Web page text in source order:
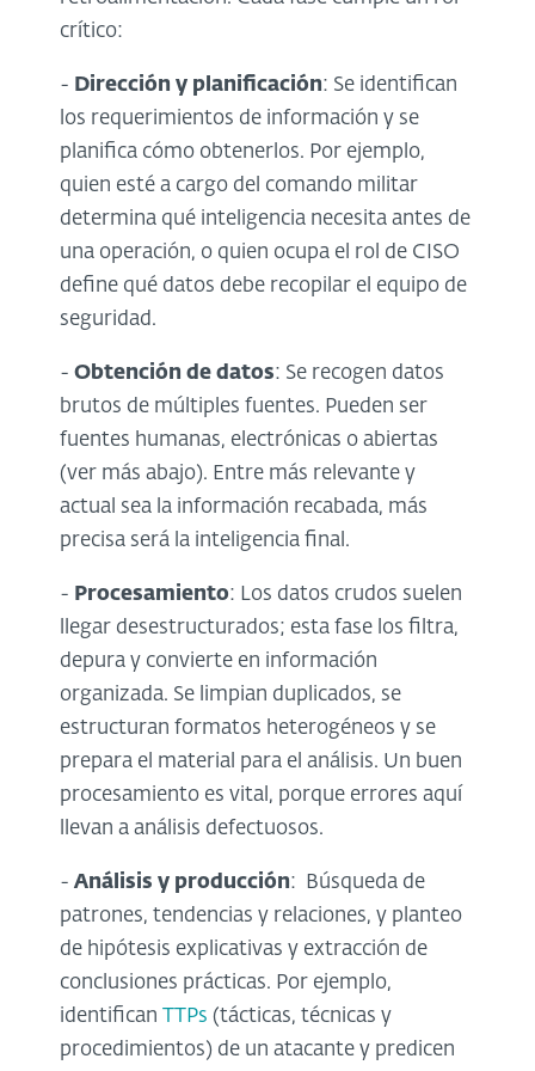
crítico:
- Dirección y planificación: Se identifican
los requerimientos de información y se
planifica cómo obtenerlos. Por ejemplo,
quien esté a cargo del comando militar
determina qué inteligencia necesita antes de
una operación, o quien ocupa el rol de CISO
define qué datos debe recopilar el equipo de
seguridad.
- Obtención de datos: Se recogen datos
brutos de múltiples fuentes. Pueden ser
fuentes humanas, electrónicas o abiertas
(ver más abajo). Entre más relevante y
actual sea la información recabada, más
precisa será la inteligencia final.
- Procesamiento: Los datos crudos suelen
llegar desestructurados; esta fase los filtra,
depura y convierte en información
organizada. Se limpian duplicados, se
estructuran formatos heterogéneos y se
prepara el material para el análisis. Un buen
procesamiento es vital, porque errores aquí
llevan a análisis defectuosos.
- Análisis y producción: Búsqueda de
patrones, tendencias y relaciones, y planteo
de hipótesis explicativas y extracción de
conclusiones prácticas. Por ejemplo,
identifican TTPs (tácticas, técnicas y
procedimientos) de un atacante y predicen